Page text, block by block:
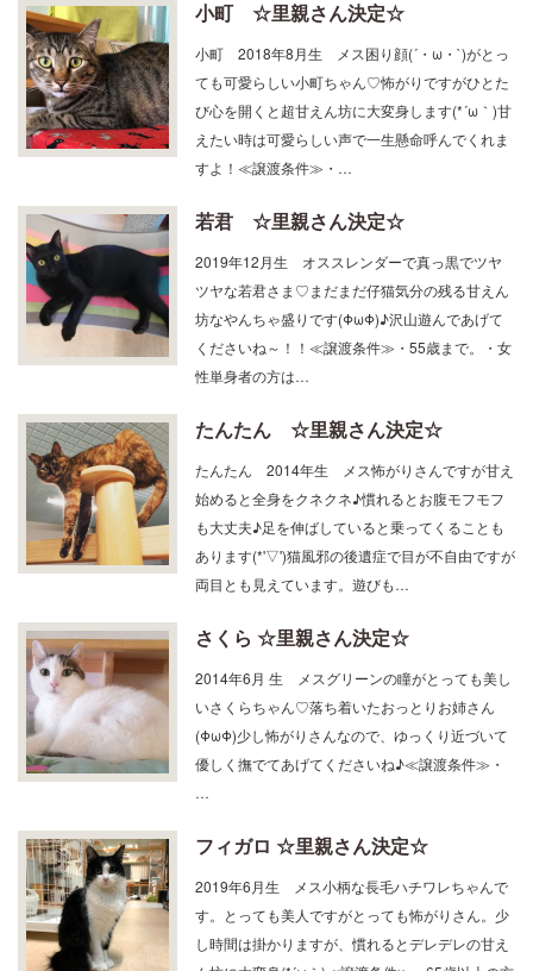
小町 2018年8月生 メス困り顔(´・ω・`)がとっ
ても可愛らしい小町ちゃん♡怖がりですがひとた
び心を開くと超甘えん坊に大変身します(*´ω｀)甘
えたい時は可愛らしい声で一生懸命呼んでくれま
すよ！≪譲渡条件≫・…
2019年12月生 オススレンダーで真っ黒でツヤ
ツヤな若君さま♡まだまだ仔猫気分の残る甘えん
坊なやんちゃ盛りです(ΦωΦ)♪沢山遊んであげて
くださいね～！！≪譲渡条件≫・55歳まで。・女
性単身者の方は…
たんたん 2014年生 メス怖がりさんですが甘え
始めると全身をクネクネ♪慣れるとお腹モフモフ
も大丈夫♪足を伸ばしていると乗ってくることも
あります(*'▽')猫風邪の後遺症で目が不自由ですが
両目とも見えています。遊びも…
2014年6月 生 メスグリーンの瞳がとっても美し
いさくらちゃん♡落ち着いたおっとりお姉さん
(ΦωΦ)少し怖がりさんなので、ゆっくり近づいて
優しく撫でてあげてくださいね♪≪譲渡条件≫・
…
2019年6月生 メス小柄な長毛ハチワレちゃんで
す。とっても美人ですがとっても怖がりさん。少
し時間は掛かりますが、慣れるとデレデレの甘え
ん坊に大変身(*´ω｀)≪譲渡条件≫・65歳以上の方